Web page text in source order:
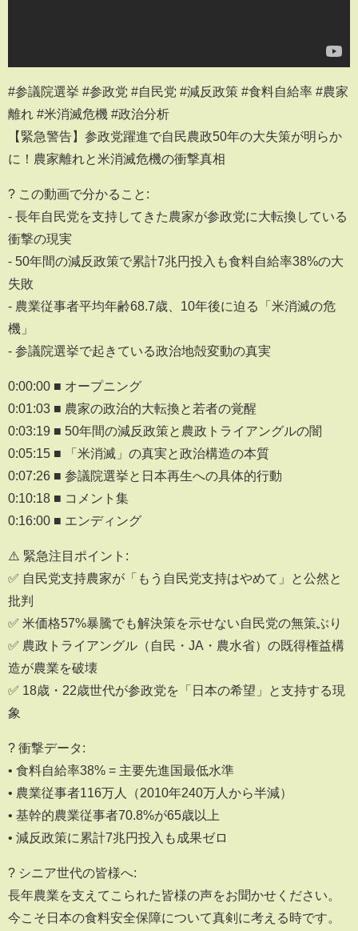
#参議院選挙 #参政党 #自民党 #減反政策 #食料自給率 #農家
離れ #米消滅危機 #政治分析
【緊急警告】参政党躍進で自民農政50年の大失策が明らか
に！農家離れと米消滅危機の衝撃真相
? この動画で分かること:
- 長年自民党を支持してきた農家が参政党に大転換している
衝撃の現実
- 50年間の減反政策で累計7兆円投入も食料自給率38%の大
失敗
- 農業従事者平均年齢68.7歳、10年後に迫る「米消滅の危
機」
- 参議院選挙で起きている政治地殻変動の真実
0:00:00 ■ オープニング
0:01:03 ■ 農家の政治的大転換と若者の覚醒
0:03:19 ■ 50年間の減反政策と農政トライアングルの闇
0:05:15 ■ 「米消滅」の真実と政治構造の本質
0:07:26 ■ 参議院選挙と日本再生への具体的行動
0:10:18 ■ コメント集
0:16:00 ■ エンディング
⚠️ 緊急注目ポイント:
✅ 自民党支持農家が「もう自民党支持はやめて」と公然と
批判
✅ 米価格57%暴騰でも解決策を示せない自民党の無策ぶり
✅ 農政トライアングル（自民・JA・農水省）の既得権益構
造が農業を破壊
✅ 18歳・22歳世代が参政党を「日本の希望」と支持する現
象
? 衝撃データ:
• 食料自給率38% = 主要先進国最低水準
• 農業従事者116万人（2010年240万人から半減）
• 基幹的農業従事者70.8%が65歳以上
• 減反政策に累計7兆円投入も成果ゼロ
? シニア世代の皆様へ:
長年農業を支えてこられた皆様の声をお聞かせください。
今こそ日本の食料安全保障について真剣に考える時です。